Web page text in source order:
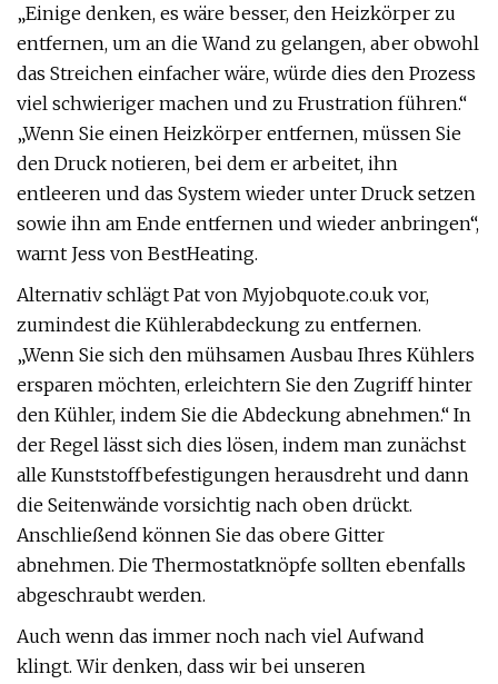
„Einige denken, es wäre besser, den Heizkörper zu
entfernen, um an die Wand zu gelangen, aber obwohl
das Streichen einfacher wäre, würde dies den Prozess
viel schwieriger machen und zu Frustration führen.“
„Wenn Sie einen Heizkörper entfernen, müssen Sie
den Druck notieren, bei dem er arbeitet, ihn
entleeren und das System wieder unter Druck setzen
sowie ihn am Ende entfernen und wieder anbringen“,
warnt Jess von BestHeating.
Alternativ schlägt Pat von Myjobquote.co.uk vor,
zumindest die Kühlerabdeckung zu entfernen.
„Wenn Sie sich den mühsamen Ausbau Ihres Kühlers
ersparen möchten, erleichtern Sie den Zugriff hinter
den Kühler, indem Sie die Abdeckung abnehmen.“ In
der Regel lässt sich dies lösen, indem man zunächst
alle Kunststoffbefestigungen herausdreht und dann
die Seitenwände vorsichtig nach oben drückt.
Anschließend können Sie das obere Gitter
abnehmen. Die Thermostatknöpfe sollten ebenfalls
abgeschraubt werden.
Auch wenn das immer noch nach viel Aufwand
klingt. Wir denken, dass wir bei unseren